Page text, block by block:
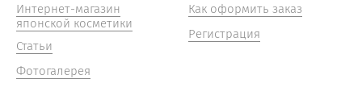
Интернет-магазин
японской косметики
Статьи
Фотогалерея
Как оформить заказ
Регистрация